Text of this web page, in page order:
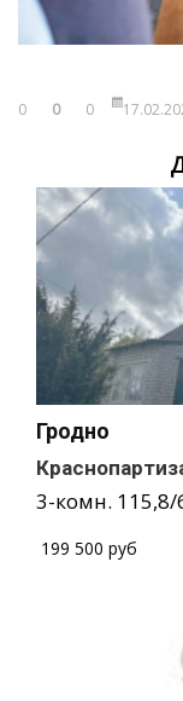
0 0 0
Гродно
3-комн. 115,8/
199 500 руб